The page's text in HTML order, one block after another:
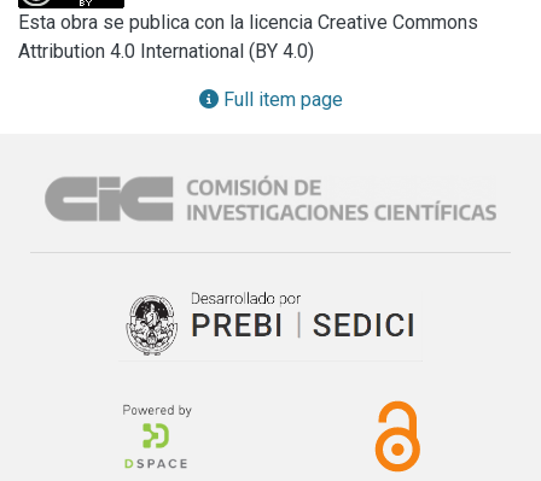
increasing quantities of this ion.
Esta obra se publica con la licencia Creative Commons
Attribution 4.0 International (BY 4.0)
Full item page